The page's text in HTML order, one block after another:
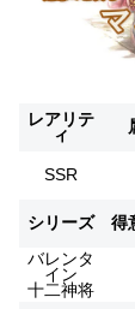
レアリテ
ィ
SSR
シリーズ 得
バレンタ
イン
十二神将